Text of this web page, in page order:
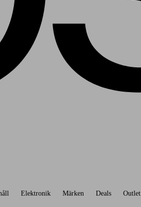
Elektronik Märken Deals Outlet